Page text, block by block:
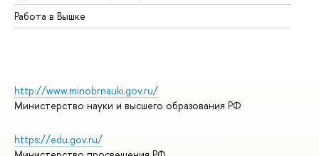
Работа в Вышке
http://www.minobrnauki.gov.ru/
Министерство науки и высшего образования РФ
https://edu.gov.ru/